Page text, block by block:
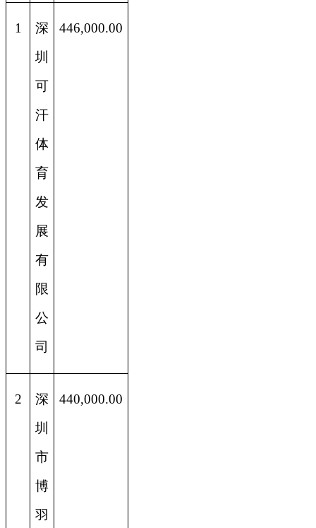
1
深
圳
可
汗
体
育
发
展
有
限
公
司
446,000.00
2
深
圳
市
博
羽
440,000.00